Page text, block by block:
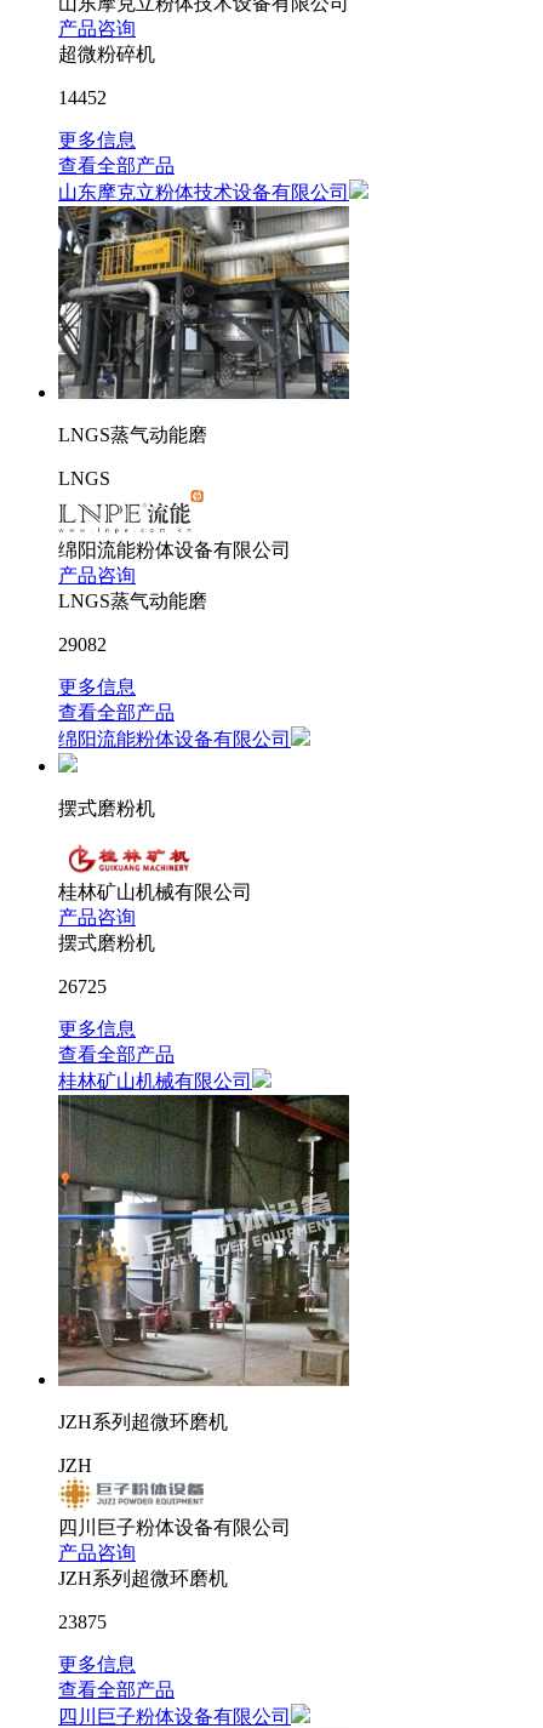
产品咨询
超微粉碎机
14452
更多信息
查看全部产品
山东摩克立粉体技术设备有限公司
LNGS蒸气动能磨
LNGS
绵阳流能粉体设备有限公司
产品咨询
LNGS蒸气动能磨
29082
更多信息
查看全部产品
绵阳流能粉体设备有限公司
摆式磨粉机
桂林矿山机械有限公司
产品咨询
摆式磨粉机
26725
更多信息
查看全部产品
桂林矿山机械有限公司
JZH系列超微环磨机
JZH
四川巨子粉体设备有限公司
产品咨询
JZH系列超微环磨机
23875
更多信息
查看全部产品
四川巨子粉体设备有限公司